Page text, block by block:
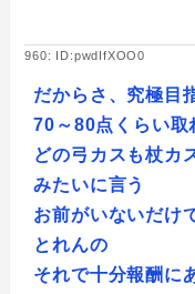
960: ID:pwdIfXOO0
だからさ、究極目
70～80点くらい取
どの弓カスも杖カ
みたいに言う
お前がいないだけ
とれんの
それで十分報酬に